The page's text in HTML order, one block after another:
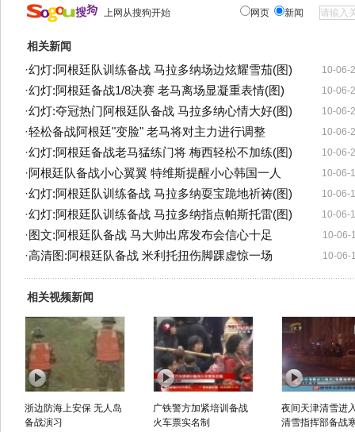
上网从搜狗开始 网页 新闻
相关新闻
10-06-
·幻灯:阿根廷队训练备战 马拉多纳场边炫耀雪茄(图)
10-06-
·幻灯:阿根廷备战1/8决赛 老马离场显凝重表情(图)
10-06-
·幻灯:夺冠热门阿根廷队备战 马拉多纳心情大好(图)
10-06-
·轻松备战阿根廷"变脸" 老马将对主力进行调整
10-06-
·幻灯:阿根廷备战老马猛练门将 梅西轻松不加练(图)
10-06-
·阿根廷队备战小心翼翼 特维斯提醒小心韩国一人
10-06-
·幻灯:阿根廷队训练备战 马拉多纳耍宝跪地祈祷(图)
10-06-
·幻灯:阿根廷队训练备战 马拉多纳指点帕斯托雷(图)
10-06-
· 图文:阿根廷队备战 马大帅出席发布会信心十足
10-06-
·高清图:阿根廷队备战 米利托扭伤脚踝虚惊一场
相关视频新闻
浙边防海上安保 无人岛
备战演习
广铁警方加紧培训备战
火车票实名制
夜间天津清雪进
清雪指挥部备战